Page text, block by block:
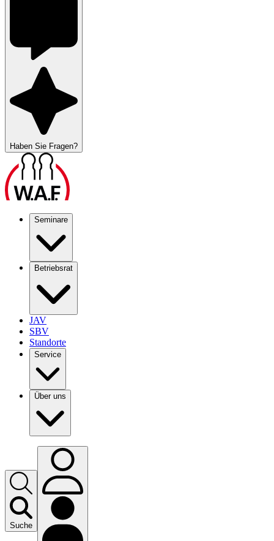
Haben Sie Fragen?
Seminare
Betriebsrat
JAV
SBV
Standorte
Service
Über uns
Suche